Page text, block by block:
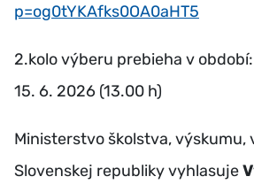
p=og0tYKAfks0OA0aHT5
2.kolo výberu prebieha v
15. 6. 2026 (13.00 h)
Ministerstvo školstva, výskumu,
Slovenskej republiky vyhlasuje